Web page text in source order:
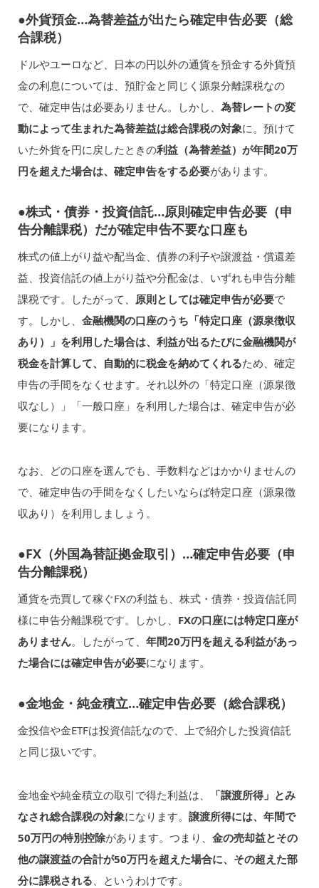
●外貨預金…為替差益が出たら確定申告必要（総
合課税）
ドルやユーロなど、日本の円以外の通貨を預金する外貨預
金の利息については、預貯金と同じく源泉分離課税なの
で、確定申告は必要ありません。しかし、 為替レートの変
動によって生まれた為替差益は総合課税の対象に。預けて
いた外貨を円に戻したときの利益（為替差益）が年間20万
円を超えた場合は、確定申告をする必要があります。
●株式・債券・投資信託…原則確定申告必要（申
告分離課税）だが確定申告不要な口座も
株式の値上がり益や配当金、債券の利子や譲渡益・償還差
益、投資信託の値上がり益や分配金は、いずれも申告分離
課税です。したがって、 原則としては確定申告が必要で
す。しかし、 金融機関の口座のうち「特定口座（源泉徴収
あり）」を利用した場合は、利益が出るたびに金融機関が
税金を計算して、自動的に税金を納めてくれるため、確定
申告の手間をなくせます。それ以外の「特定口座（源泉徴
収なし）」「一般口座」を利用した場合は、確定申告が必
要になります。
なお、どの口座を選んでも、手数料などはかかりませんの
で、確定申告の手間をなくしたいならば特定口座（源泉徴
収あり）を利用しましょう。
●FX（外国為替証拠金取引）…確定申告必要（申
告分離課税）
通貨を売買して稼ぐFXの利益も、株式・債券・投資信託同
様に申告分離課税です。しかし、 FXの口座には特定口座が
ありません。したがって、 年間20万円を超える利益があっ
た場合には確定申告が必要になります。
●金地金・純金積立…確定申告必要（総合課税）
金投信や金ETFは投資信託なので、上で紹介した投資信託
と同じ扱いです。
金地金や純金積立の取引で得た利益は、
「譲渡所得」とみ
なされ総合課税の対象になります。 譲渡所得には、年間で
50万円の特別控除があります。つまり、 金の売却益とその
他の譲渡益の合計が50万円を超えた場合に、その超えた部
分に課税される 、というわけです。